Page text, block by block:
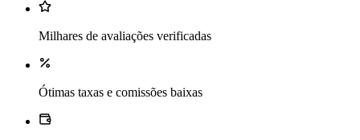
Milhares de avaliações verificadas
Ótimas taxas e comissões baixas